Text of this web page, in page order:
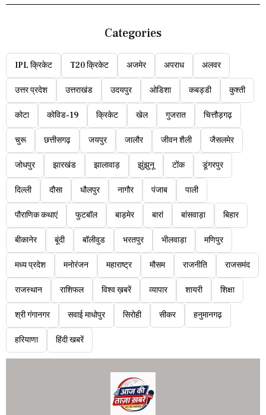
Categories
IPL क्रिकेट T20 क्रिकेट अजमेर अपराध अलवर
उत्तर प्रदेश उत्तराखंड उदयपुर ओडिशा कबड्डी कुश्ती
कोटा कोविड-19 क्रिकेट खेल गुजरात चित्तौड़गढ़
चुरू छत्तीसगढ़ जयपुर जालौर जीवन शैली जैसलमेर
जोधपुर झारखंड झालावाड़ झुंझुनू टोंक डूंगरपुर
दिल्ली दौसा धौलपुर नागौर पंजाब पाली
पौराणिक कथाएं फुटबॉल बाड़मेर बारां बांसवाड़ा बिहार
बीकानेर बूंदी बॉलीवुड भरतपुर भीलवाड़ा मणिपुर
मध्य प्रदेश मनोरंजन महाराष्ट्र मौसम राजनीति राजसमंद
राजस्थान राशिफल विश्व ख़बरें व्यापार शायरी शिक्षा
श्री गंगानगर सवाई माधोपुर सिरोही सीकर हनुमानगढ़
हरियाणा हिंदी खबरें